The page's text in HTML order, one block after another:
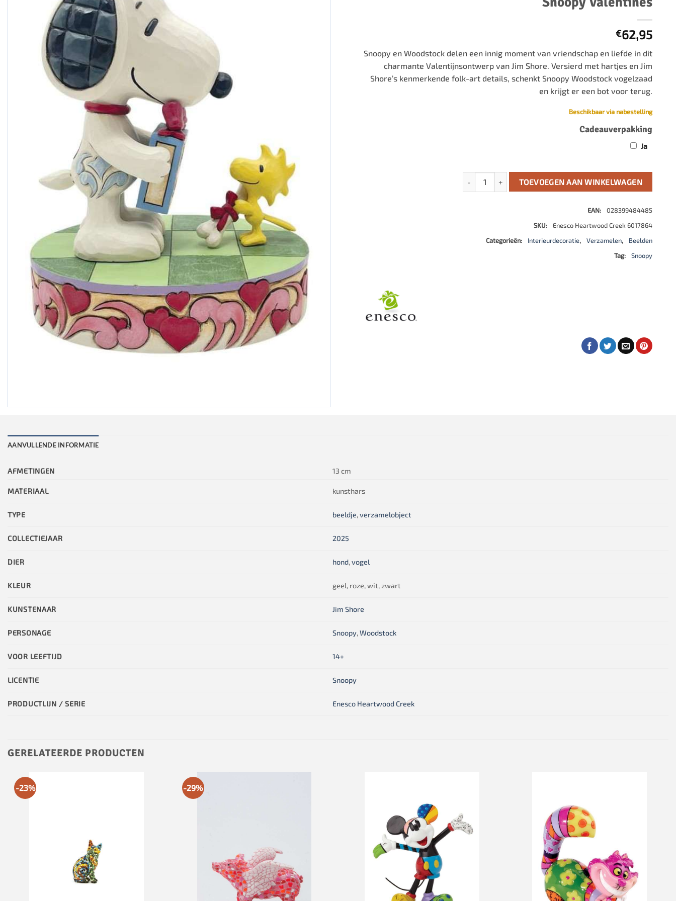
500 stukjes
759 stukjes
1000 stukjes
1500 stukjes
2000 stukjes
schaakbord
schaakklok
schaakset
schaakstukken
€62,95
Snoopy en Woodstock delen een innig moment van vriendschap en liefde in dit
charmante Valentijnsontwerp van Jim Shore. Versierd met hartjes en Jim
Shore’s kenmerkende folk-art details, schenkt Snoopy Woodstock vogelzaad
en krijgt er een bot voor terug.
Beschikbaar via nabestelling
Cadeauverpakking
Ja
Snoopy Valentines aantalTOEVOEGEN AAN WINKELWAGEN
EAN:
028399484485
SKU:
Enesco Heartwood Creek 6017864
Categorieën:
Interieurdecoratie, Verzamelen,
Beelden
Tag:
Snoopy
AANVULLENDE INFORMATIE
AFMETINGEN 13 cm
MATERIAAL kunsthars
TYPE beeldje,verzamelobject
COLLECTIEJAAR 2025
DIER hond,vogel
KLEUR geel, roze, wit, zwart
KUNSTENAAR Jim Shore
PERSONAGE Snoopy,Woodstock
VOOR LEEFTIJD 14+
LICENTIE Snoopy
PRODUCTLIJN / SERIE Enesco Heartwood Creek
GERELATEERDE PRODUCTEN
-23% -29%